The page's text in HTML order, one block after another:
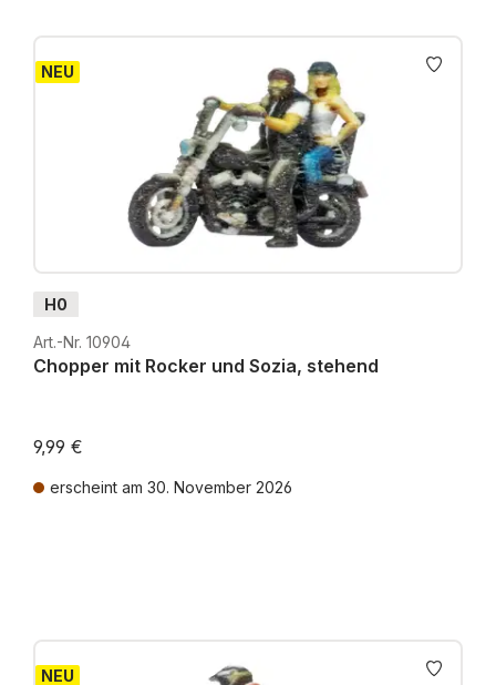
NEU
H0
Art.-Nr. 10904
Chopper mit Rocker und Sozia, stehend
9,99 €
erscheint am 30. November 2026
NEU